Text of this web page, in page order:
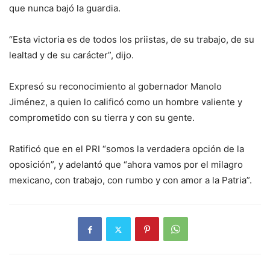
que nunca bajó la guardia.
“Esta victoria es de todos los priistas, de su trabajo, de su
lealtad y de su carácter”, dijo.
Expresó su reconocimiento al gobernador Manolo
Jiménez, a quien lo calificó como un hombre valiente y
comprometido con su tierra y con su gente.
Ratificó que en el PRI “somos la verdadera opción de la
oposición”, y adelantó que “ahora vamos por el milagro
mexicano, con trabajo, con rumbo y con amor a la Patria”.